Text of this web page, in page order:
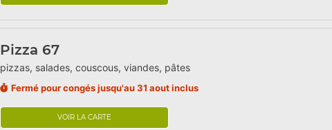
Pizza 67
pizzas, salades, couscous, viandes, pâtes
Fermé pour congés jusqu'au 31 aout inclus
VOIR LA CARTE